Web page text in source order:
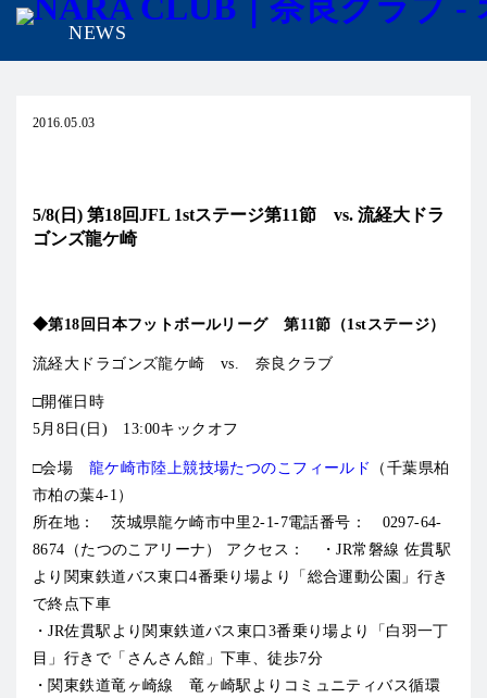
NEWS
2016.05.03
5/8(日) 第18回JFL 1stステージ第11節 vs. 流経大ドラ
ゴンズ龍ケ崎
◆第18回日本フットボールリーグ 第11節（1stステージ）
流経大ドラゴンズ龍ケ崎 vs. 奈良クラブ
□開催日時
5月8日(日) 13:00キックオフ
□会場 龍ケ崎市陸上競技場たつのこフィールド
（千葉県柏
市柏の葉4-1）
所在地： 茨城県龍ケ崎市中里2-1-7電話番号： 0297-64-
8674（たつのこアリーナ）
アクセス： ・JR常磐線 佐貫駅
より関東鉄道バス東口4番乗り場より「総合運動公園」行き
で終点下車
・JR佐貫駅より関東鉄道バス東口3番乗り場より「白羽一丁
目」行きで「さんさん館」下車、徒歩7分
・関東鉄道竜ヶ崎線 竜ヶ崎駅よりコミュニティバス循環